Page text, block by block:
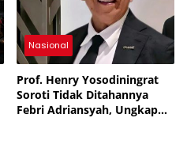
Nasional
Prof. Henry Yosodiningrat
Soroti Tidak Ditahannya
Febri Adriansyah, Ungkap